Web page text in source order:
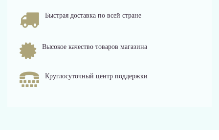
Быстрая доставка по всей стране
Высокое качество товаров магазина
Круглосуточный центр поддержки